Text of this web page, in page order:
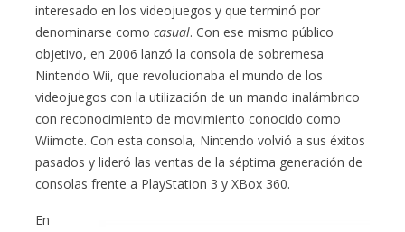
interesado en los videojuegos y que terminó por
denominarse comocasual. Con ese mismo público
objetivo, en 2006 lanzó la consola de sobremesa
Nintendo Wii, que revolucionaba el mundo de los
videojuegos con la utilización de un mando inalámbrico
con reconocimiento de movimiento conocido como
Wiimote. Con esta consola, Nintendo volvió a sus éxitos
pasados y lideró las ventas de la séptima generación de
consolas frente a PlayStation 3 y XBox 360.
En